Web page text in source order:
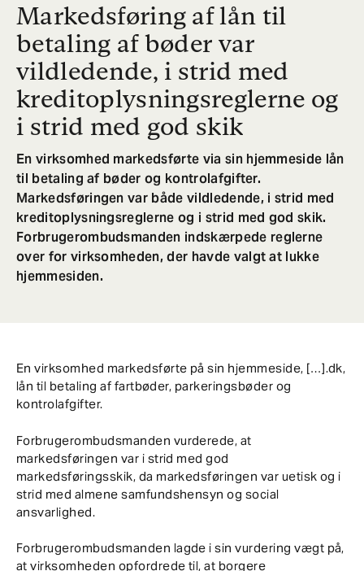
Markedsføring af lån til
betaling af bøder var
vildledende, i strid med
kreditoplysningsreglerne og
i strid med god skik
En virksomhed markedsførte via sin hjemmeside lån
til betaling af bøder og kontrolafgifter.
Markedsføringen var både vildledende, i strid med
kreditoplysningsreglerne og i strid med god skik.
Forbrugerombudsmanden indskærpede reglerne
over for virksomheden, der havde valgt at lukke
hjemmesiden.
En virksomhed markedsførte på sin hjemmeside, […].dk,
lån til betaling af fartbøder, parkeringsbøder og
kontrolafgifter.
Forbrugerombudsmanden vurderede, at
markedsføringen var i strid med god
markedsføringsskik, da markedsføringen var uetisk og i
strid med almene samfundshensyn og social
ansvarlighed.
Forbrugerombudsmanden lagde i sin vurdering vægt på,
at virksomheden opfordrede til, at borgere